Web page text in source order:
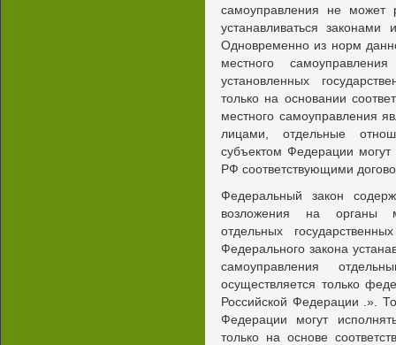
самоуправления не может
устанавливаться
Одновременно из норм
местного
установленных
только на основании
местного самоуправления
лицами, отдельные
субъектом Федерации могут
РФ соответствующими
Федеральный закон
возложения на органы
отдельных
Федерального закона
самоуправления
осуществляется только
Российской Федерации .».
Федерации могут
только на основе